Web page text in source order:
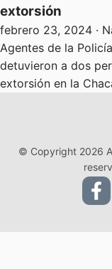
extorsión
febrero 23, 2024 ·
Agentes de la
detuvieron a dos
extorsión en la
© Copyright 2026